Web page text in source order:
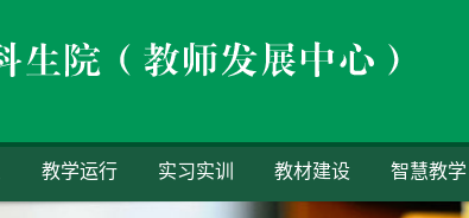
教学运行 实习实训 教材建设 智慧教学